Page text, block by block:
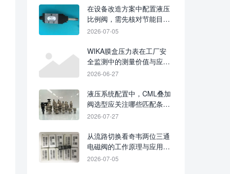
在设备改造方案中配置液压
比例阀，需先核对节能目标
与控制系统匹配
2026-07-05
WIKA膜盒压力表在工厂安
全监测中的测量价值与应用
要点
2026-06-27
液压系统配置中，CML叠加
阀选型应关注哪些匹配条
件？
2026-07-27
从流路切换看奇韦两位三通
电磁阀的工作原理与应用场
景
2026-07-05